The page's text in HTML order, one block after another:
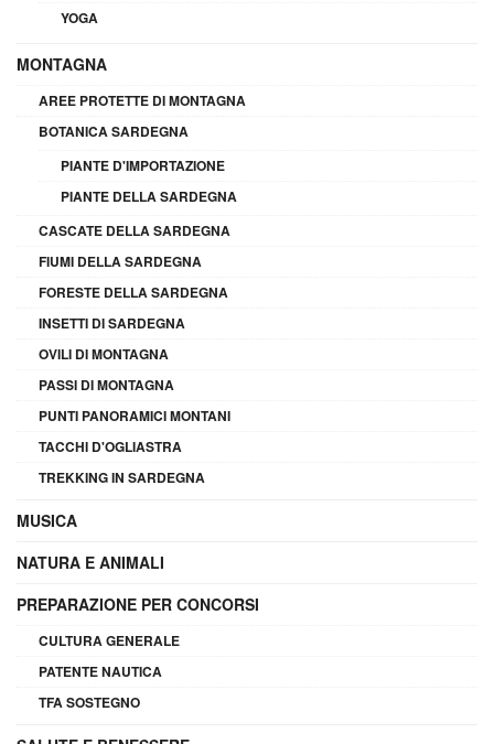
YOGA
MONTAGNA
AREE PROTETTE DI MONTAGNA
BOTANICA SARDEGNA
PIANTE D'IMPORTAZIONE
PIANTE DELLA SARDEGNA
CASCATE DELLA SARDEGNA
FIUMI DELLA SARDEGNA
FORESTE DELLA SARDEGNA
INSETTI DI SARDEGNA
OVILI DI MONTAGNA
PASSI DI MONTAGNA
PUNTI PANORAMICI MONTANI
TACCHI D'OGLIASTRA
TREKKING IN SARDEGNA
MUSICA
NATURA E ANIMALI
PREPARAZIONE PER CONCORSI
CULTURA GENERALE
PATENTE NAUTICA
TFA SOSTEGNO